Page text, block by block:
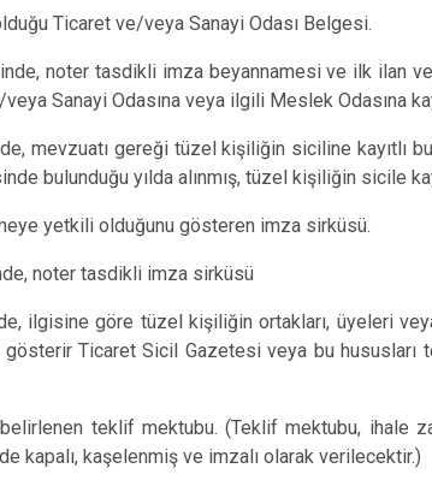
Ticaret ve/veya Sanayi Odası Belgesi.
noter tasdikli imza beyannamesive ilk ilan
Sanayi Odasına veya ilgili Meslek Odasına
mevzuatı gereği tüzel kişiliğin siciline kayıtlı
bulunduğu yılda alınmış, tüzel kişiliğin sicile
yetkili olduğunu gösteren imza sirküsü.
noter tasdikli imza sirküsü
ilgisine göre tüzel kişiliğin ortakları, üyeleri
Ticaret Sicil Gazetesi veya bu
teklif mektubu. (Teklif mektubu, ihale
kapalı, kaşelenmiş ve imzalı olarak verilecektir.)